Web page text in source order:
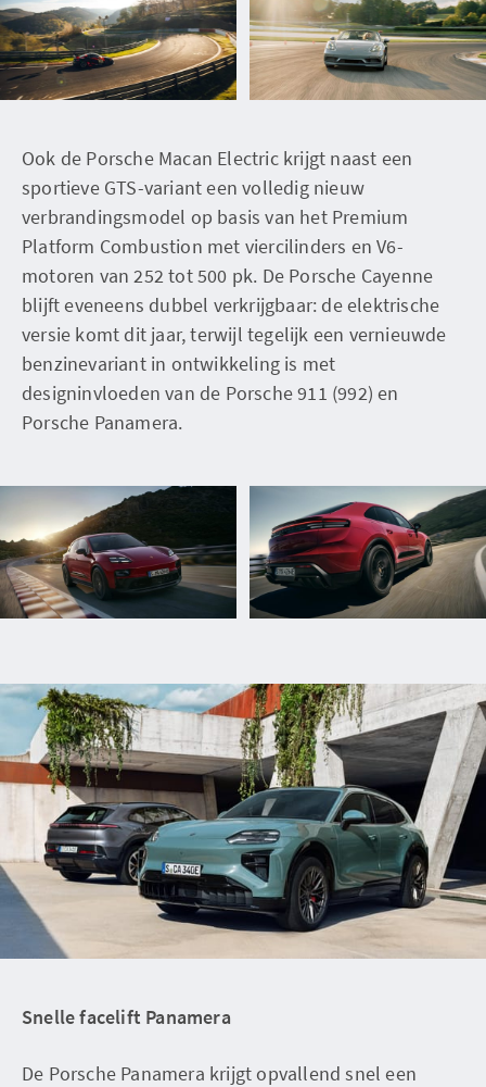
Ook de Porsche Macan Electric krijgt naast een
sportieve GTS-variant een volledig nieuw
verbrandingsmodel op basis van het Premium
Platform Combustion met viercilinders en V6-
motoren van 252 tot 500 pk. De Porsche Cayenne
blijft eveneens dubbel verkrijgbaar: de elektrische
versie komt dit jaar, terwijl tegelijk een vernieuwde
benzinevariant in ontwikkeling is met
designinvloeden van de Porsche 911 (992) en
Porsche Panamera.
Snelle facelift Panamera
De Porsche Panamera krijgt opvallend snel een